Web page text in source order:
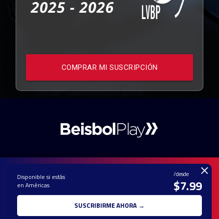
COMPRAR MI SUSCRIPCIÓN
PAUTA CON
TÉRMINOS Y
CONDICIONES
© 2025 TODOS LOS DERECHOS RESERVADOS - UNA MARCA REGISTRADA
Disponible si estás
en Américas
/desde
$7.99
SUSCRIBIRME AHORA →
×